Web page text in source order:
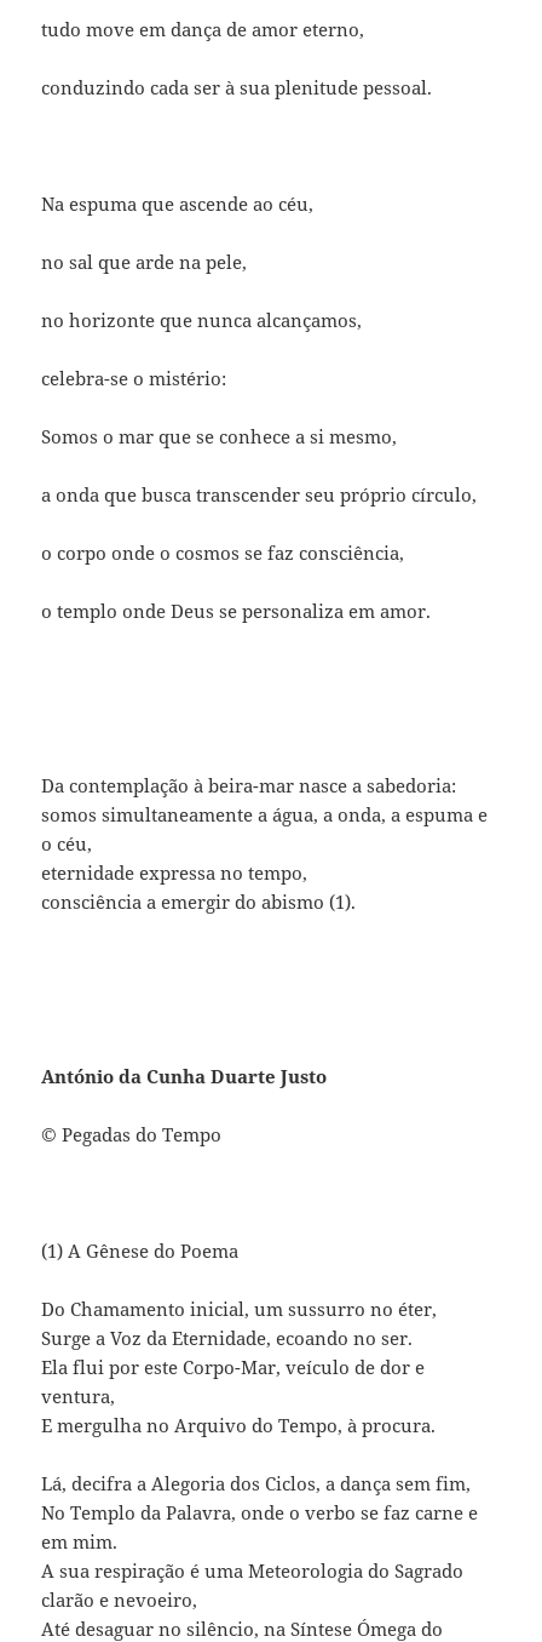
tudo move em dança de amor eterno,
conduzindo cada ser à sua plenitude pessoal.
Na espuma que ascende ao céu,
no sal que arde na pele,
no horizonte que nunca alcançamos,
celebra-se o mistério:
Somos o mar que se conhece a si mesmo,
a onda que busca transcender seu próprio círculo,
o corpo onde o cosmos se faz consciência,
o templo onde Deus se personaliza em amor.
Da contemplação à beira-mar nasce a sabedoria:
somos simultaneamente a água, a onda, a espuma e
o céu,
eternidade expressa no tempo,
consciência a emergir do abismo (1).
António da Cunha Duarte Justo
©Pegadas do Tempo
(1) A Gênese do Poema
Do Chamamento inicial, um sussurro no éter,
Surge a Voz da Eternidade, ecoando no ser.
Ela flui por este Corpo-Mar, veículo de dor e
ventura,
E mergulha no Arquivo do Tempo, à procura.
Lá, decifra a Alegoria dos Ciclos, a dança sem fim,
No Templo da Palavra, onde o verbo se faz carne e
em mim.
A sua respiração é uma Meteorologia do Sagrado
clarão e nevoeiro,
Até desaguar no silêncio, na Síntese Ómega do